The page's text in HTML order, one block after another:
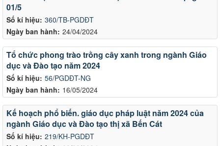
Số kí hiệu: 360/TB-PGDĐT
Ngày ban hành: 24/04/2024
01/5
Số kí hiệu: 56/PGDĐT-NG
Ngày ban hành: 16/05/2024
Tổ chức phong trào trồng cây xanh trong ngành Giáo
dục và Đào tạo năm 2024
Số kí hiệu: 219/KH-PGDĐT
Kế hoạch phổ biến. giáo dục pháp luật năm 2024 của
ngành Giáo dục và Đào tạo thị xã Bến Cát